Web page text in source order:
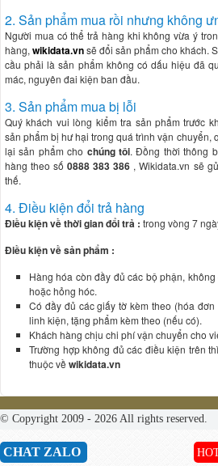
2. Sản phẩm mua rồi nhưng không
Người mua có thể trả hàng khi không vừa ý
hàng, wikidata.vnsẽ đổi sản phẩm cho khách.
cầu phải là sản phẩm không có dấu hiệu đã
mác, nguyên đai kiện ban đầu.
3. Sản phẩm mua bị lỗi
Quý khách vui lòng kiểm tra sản phẩm trước
sản phẩm bị hư hại trong quá trình vận chuyển,
lại sản phẩm cho chúng tôi. Đồng thời thông
hàng theo số 0888 383 386 , Wikidata.vn sẽ
thế.
4. Điều kiện đổi trả hàng
Điều kiện về thời gian đổi trả : trong vòng 7
Điều kiện về sản phẩm :
Hàng hóa còn đầy đủ các bộ phận,
hoặc hỏng hóc.
Có đầy đủ các giấy tờ kèm theo (hóa
linh kiện, tặng phẩm kèm theo (nếu có).
Khách hàng chịu chi phí vận chuyển cho
Trường hợp không đủ các điều kiện trên
thuộc về wikidata.vn
© Copyright 2009 - 2026 All rights reserved.
CHAT ZALO